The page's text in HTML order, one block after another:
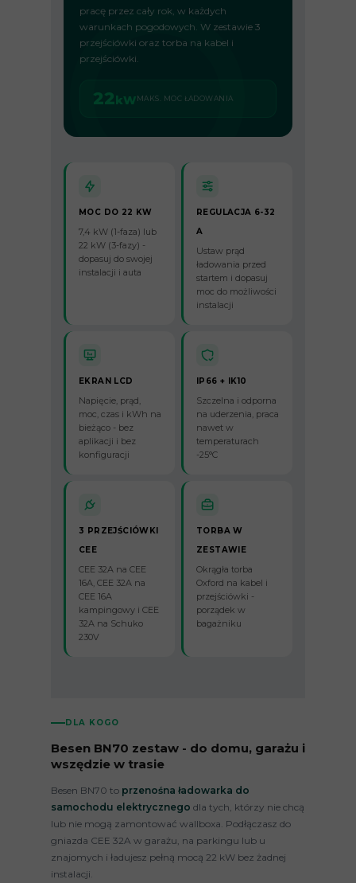
pracę przez cały rok, w każdych
warunkach pogodowych. W zestawie 3
przejściówki oraz torba na kabel i
przejściówki.
22kWMAKS. MOC ŁADOWANIA
MOC DO 22 KW
7,4 kW (1-faza) lub
22 kW (3-fazy) -
dopasuj do swojej
instalacji i auta
REGULACJA 6-32
A
Ustaw prąd
ładowania przed
startem i dopasuj
moc do możliwości
instalacji
EKRAN LCD
Napięcie, prąd,
moc, czas i kWh na
bieżąco - bez
aplikacji i bez
konfiguracji
IP66 + IK10
Szczelna i odporna
na uderzenia, praca
nawet w
temperaturach
-25°C
3 PRZEJŚCIÓWKI
CEE
CEE 32A na CEE
16A, CEE 32A na
CEE 16A
kampingowy i CEE
32A na Schuko
230V
TORBA W
ZESTAWIE
Okrągła torba
Oxford na kabel i
przejściówki -
porządek w
bagażniku
DLA KOGO
Besen BN70 zestaw - do domu, garażu i
wszędzie w trasie
Besen BN70 to przenośna ładowarka do
samochodu elektrycznego dla tych, którzy nie chcą
lub nie mogą zamontować wallboxa. Podłączasz do
gniazda CEE 32A w garażu, na parkingu lub u
znajomych i ładujesz pełną mocą 22 kW bez żadnej
instalacji.